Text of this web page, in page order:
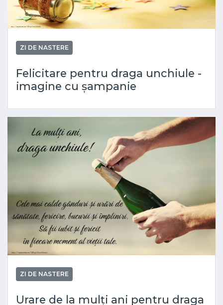
ZI DE NASTERE
Felicitare pentru draga unchiule -
imagine cu șampanie
ZI DE NASTERE
Urare de la mulți ani pentru draga